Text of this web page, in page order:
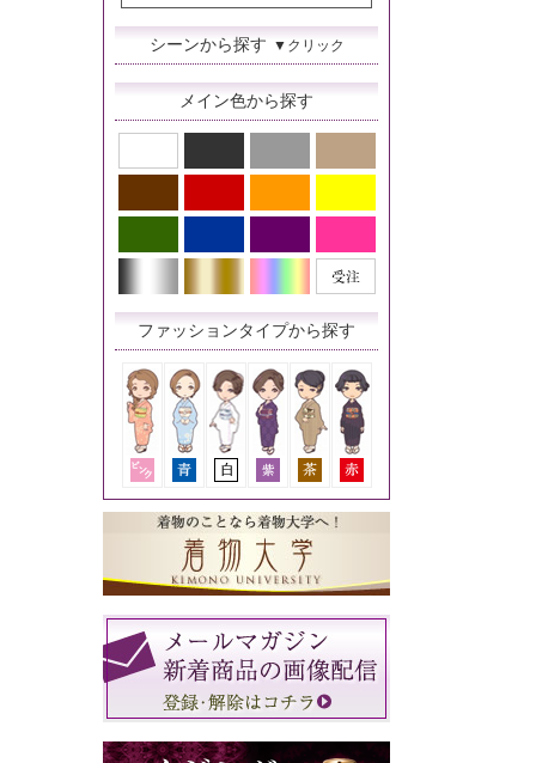
シーンから探す ▼クリック
メイン色から探す
ファッションタイプから探す